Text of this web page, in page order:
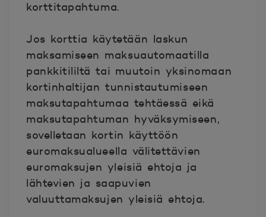
korttitapahtuma.
Jos korttia käytetään laskun
maksamiseen maksuautomaatilla
pankkitililtä tai muutoin yksinomaan
kortinhaltijan tunnistautumiseen
maksutapahtumaa tehtäessä eikä
maksutapahtuman hyväksymiseen,
sovelletaan kortin käyttöön
euromaksualueella välitettävien
euromaksujen yleisiä ehtoja ja
lähtevien ja saapuvien
valuuttamaksujen yleisiä ehtoja.